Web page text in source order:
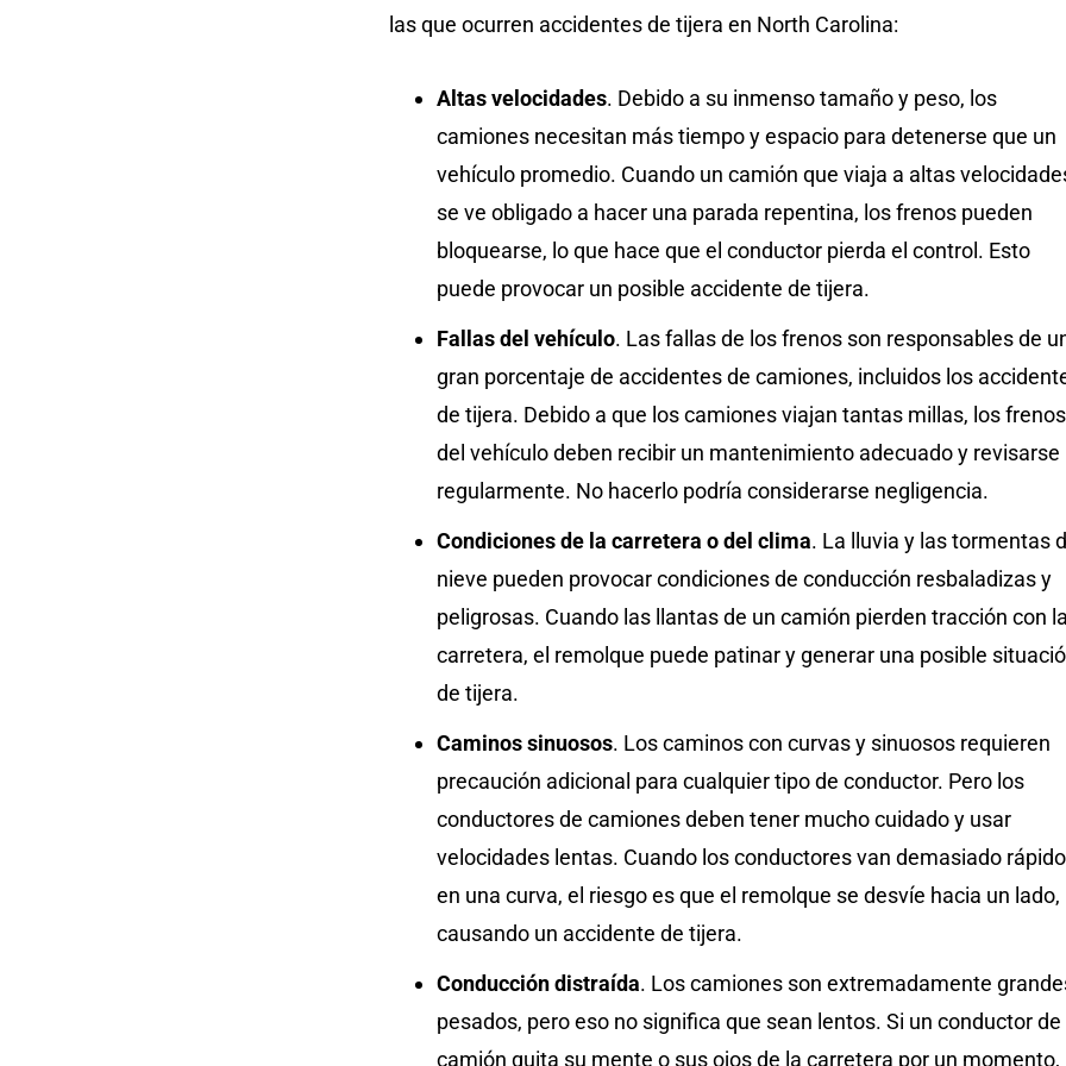
las que ocurren accidentes de tijera en North Carolina:
Altas velocidades. Debido a su inmenso tamaño y peso, los
camiones necesitan más tiempo y espacio para detenerse que un
vehículo promedio. Cuando un camión que viaja a altas
se ve obligado a hacer una parada repentina, los frenos pueden
bloquearse, lo que hace que el conductor pierda el control. Esto
puede provocar un posible accidente de tijera.
Fallas del vehículo. Las fallas de los frenos son responsables de
gran porcentaje de accidentes de camiones, incluidos los
de tijera. Debido a que los camiones viajan tantas millas, los frenos
del vehículo deben recibir un mantenimiento adecuado y revisarse
regularmente. No hacerlo podría considerarse negligencia.
Condiciones de la carretera o del clima. La lluvia y las tormentas
nieve pueden provocar condiciones de conducción resbaladizas y
peligrosas. Cuando las llantas de un camión pierden tracción con la
carretera, el remolque puede patinar y generar una posible
de tijera.
Caminos sinuosos. Los caminos con curvas y sinuosos requieren
precaución adicional para cualquier tipo de conductor. Pero los
conductores de camiones deben tener mucho cuidado y usar
velocidades lentas. Cuando los conductores van demasiado rápido
en una curva, el riesgo es que el remolque se desvíe hacia un lado,
causando un accidente de tijera.
Conducción distraída. Los camiones son extremadamente
pesados, pero eso no significa que sean lentos. Si un conductor de
camión quita su mente o sus ojos de la carretera por un momento,